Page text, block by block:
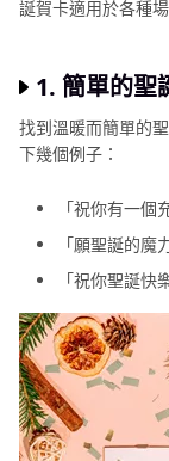
誕賀卡適用於各種場
1. 簡單的聖
找到溫暖而簡單的
下幾個例子：
「祝你有一個
「願聖誕的魔
「祝你聖誕快